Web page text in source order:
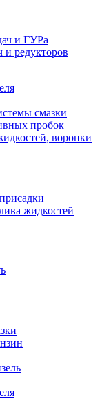
и ГУРа
и редукторов
смазки
пробок
воронки
жидкостей